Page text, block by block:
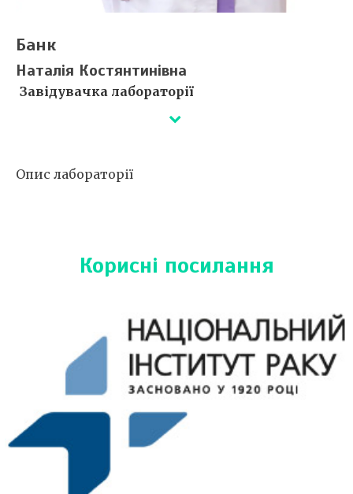
Банк
Наталія Костянтинівна
Завідувачка лабораторії
Сертифікати ⇒
Опис лабораторії
Корисні посилання